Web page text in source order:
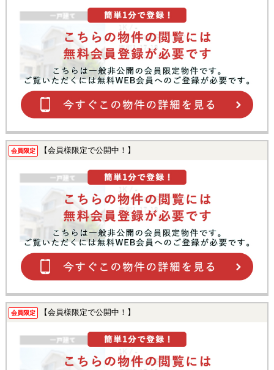
会員限定 【会員様限定で公開中！】
会員限定 【会員様限定で公開中！】